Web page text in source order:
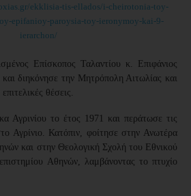
ekklisia-tis-ellados/i-cheirotonia-toy-
epifanioy-paroysia-toy-ieronymoy-kai-9-
ierarchon/
Επίσκοπος Ταλαντίου κ. Επιφάνιος
και διηκόνησε την Μητρόπολη Αιτωλίας και
θέσεις.
Αγρινίου το έτος 1971 και περάτωσε τις
Αγρίνιο. Κατόπιν, φοίτησε στην Ανωτέρα
και στην Θεολογική Σχολή του Εθνικού
Αθηνών, λαμβάνοντας το πτυχίο